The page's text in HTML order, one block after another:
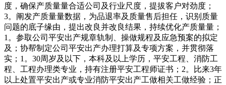
度，确保产质量量合适公司及行业尺度，提拔客户对劲度；
3。阐发产质量量数据，为品退率及质量售后担任，识别质量
问题的底子缘由，提出改良并改良结果，持续优化产质量量；
1。参取公司平安出产规章轨制、操做规程及应急预案的拟定
及；协帮制定公司平安出产办理打算及专项方案，并贯彻落
实；1。30周岁及以下，本科及以上学历，平安工程、消防工
程、工程办理类专业，持有注册平安工程师证书；2。比来3年
以上处置平安出产或专业消防平安出产工做相关工做经验；正